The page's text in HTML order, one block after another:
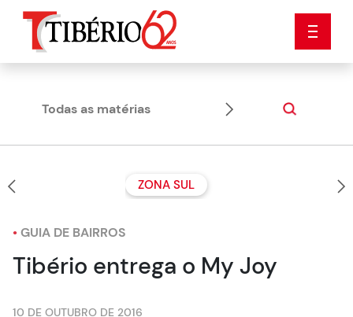
Todas as matérias Dicas
ZONA SUL
• GUIA DE BAIRROS
Tibério entrega o My Joy
10 DE OUTUBRO DE 2016